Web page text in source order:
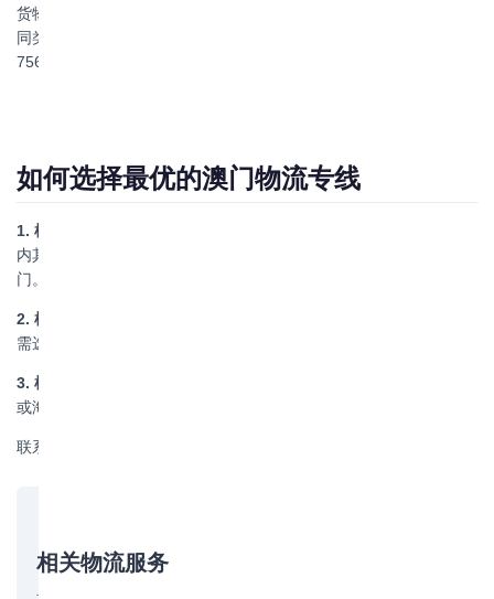
货物以及不同的运输区域制定适合的物流专线运输服务，以满足不
同类型客户从内地到澳门或从澳门到内地的物流需求，电话：130-
7567-8958。
如何选择最优的澳门物流专线
1. 根据发货地选择
内其他省份货物建议通过珠海中转，或选择海运到珠海再过车到澳
门。
2. 根据货物类型选择
需选择冷藏车服务，超大件货物需确认车型是否适合。
3. 根据时效需求选择
或海运以节约成本。
联系我们获取澳门物流专线方案，电话：130-7567-8958
相关物流服务